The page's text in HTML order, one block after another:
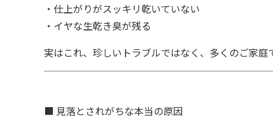
・仕上がりがスッキリ乾いていない
・イヤな生乾き臭が残る
実はこれ、珍しいトラブルではなく、多くのご家庭
■ 見落とされがちな本当の原因